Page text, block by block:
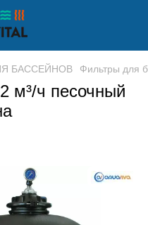
БАССЕЙНОВ Фильтры для
м³/ч песочный